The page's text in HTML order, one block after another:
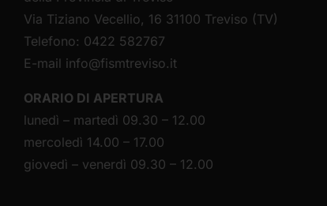
Via Tiziano Vecellio, 16 31100 Treviso (TV)
Telefono: 0422 582767
E-mail info@fismtreviso.it
ORARIO DI APERTURA
lunedì – martedì 09.30 – 12.00
mercoledì 14.00 – 17.00
giovedì – venerdì 09.30 – 12.00